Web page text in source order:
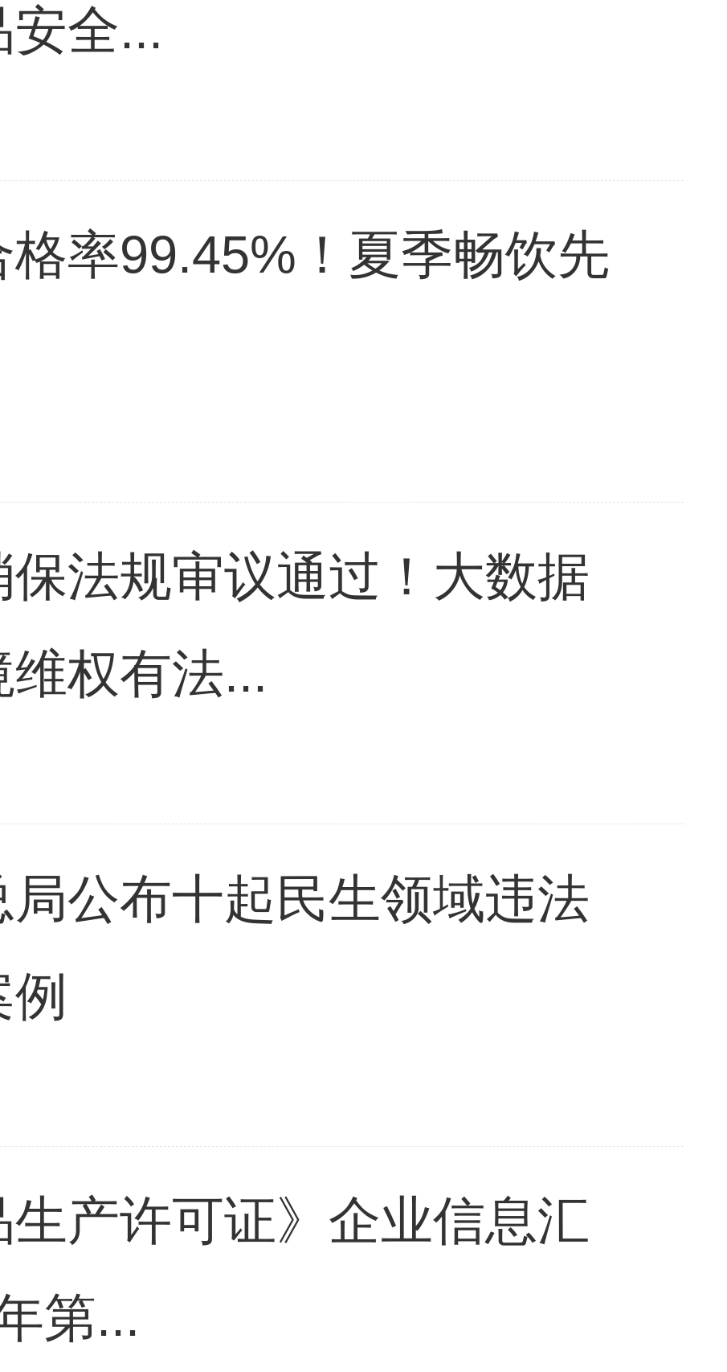
全...
率99.45%！夏季畅饮先
保法规审议通过！大数据
权有法...
公布十起民生领域违法
例
产许可证》企业信息汇
第...